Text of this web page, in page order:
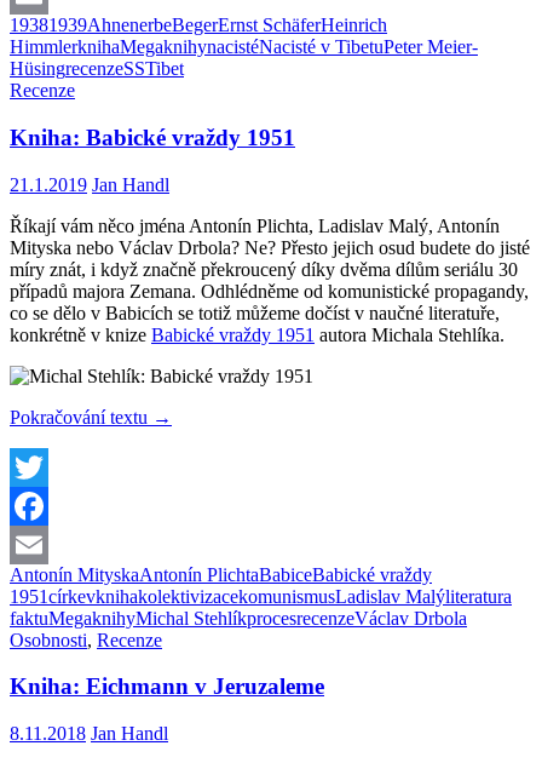
Email
19381939AhnenerbeBegerErnst SchäferHeinrich
HimmlerknihaMegaknihynacistéNacisté v TibetuPeter Meier-
HüsingrecenzeSSTibet
Recenze
Kniha: Babické vraždy 1951
21.1.2019 Jan Handl
Říkají vám něco jména Antonín Plichta, Ladislav Malý, Antonín
Mityska nebo Václav Drbola? Ne? Přesto jejich osud budete do jisté
míry znát, i když značně překroucený díky dvěma dílům seriálu 30
případů majora Zemana. Odhlédněme od komunistické propagandy,
co se dělo v Babicích se totiž můžeme dočíst v naučné literatuře,
konkrétně v knize Babické vraždy 1951 autora Michala Stehlíka.
Pokračování textu Kniha:
→
Twitter
Facebook
Email
Antonín MityskaAntonín PlichtaBabiceBabické vraždy
1951církevknihakolektivizacekomunismusLadislav Malýliteratura
faktuMegaknihyMichal StehlíkprocesrecenzeVáclav Drbola
Osobnosti, Recenze
Kniha: Eichmann v Jeruzaleme
8.11.2018 Jan Handl